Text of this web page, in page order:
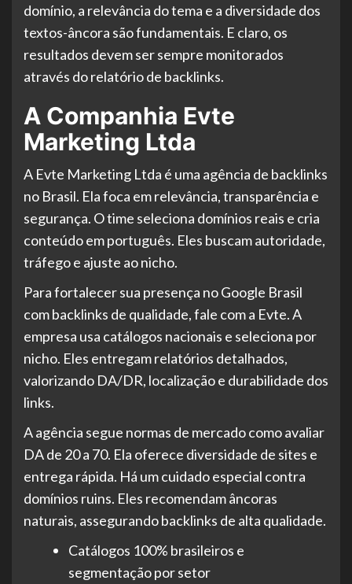
domínio, a relevância do tema e a diversidade dos
textos-âncora são fundamentais. E claro, os
resultados devem ser sempre monitorados
através do relatório de backlinks.
A Companhia Evte
Marketing Ltda
A Evte Marketing Ltda é uma agência de backlinks
no Brasil. Ela foca em relevância, transparência e
segurança. O time seleciona domínios reais e cria
conteúdo em português. Eles buscam autoridade,
tráfego e ajuste ao nicho.
Para fortalecer sua presença no Google Brasil
com backlinks de qualidade, fale com a Evte. A
empresa usa catálogos nacionais e seleciona por
nicho. Eles entregam relatórios detalhados,
valorizando DA/DR, localização e durabilidade dos
links.
A agência segue normas de mercado como avaliar
DA de 20 a 70. Ela oferece diversidade de sites e
entrega rápida. Há um cuidado especial contra
domínios ruins. Eles recomendam âncoras
naturais, assegurando backlinks de alta qualidade.
Catálogos 100% brasileiros e
segmentação por setor